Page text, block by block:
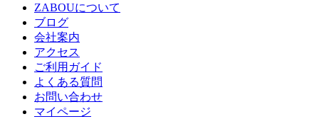
ZABOUについて
ブログ
会社案内
アクセス
ご利用ガイド
よくある質問
お問い合わせ
マイページ